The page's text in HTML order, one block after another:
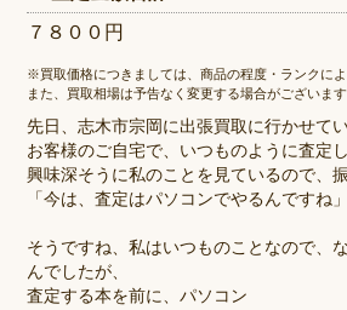
７８００円
※買取価格につきましては、商品の程度・ランクによ
また、買取相場は予告なく変更する場合がございます
先日、志木市宗岡に出張買取に行かせて
お客様のご自宅で、いつものように査定
興味深そうに私のことを見ているので、
「今は、査定はパソコンでやるんですね」
そうですね、私はいつものことなので、
んでしたが、
査定する本を前に、パソコン